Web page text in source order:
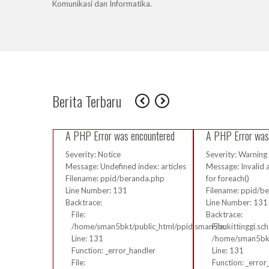
Komunikasi dan Informatika.
Berita Terbaru
A PHP Error was encountered
Severity: Notice
Message: Undefined index: articles
Filename: ppid/beranda.php
Line Number: 131
Backtrace:
File:
/home/sman5bkt/public_html/
Line: 131
Function: _error_handler
File:
A PHP Error
Severity: Warning
Message: Invalid
for foreach()
Filename: ppid/
Line Number: 131
Backtrace:
File:
/home/
Line: 131
Function:
Line
/
File: